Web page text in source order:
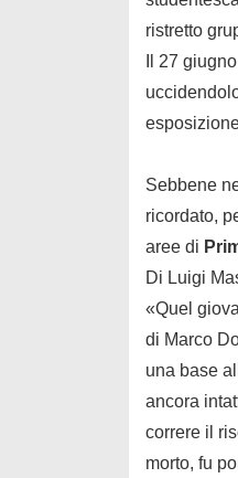
ristretto
Il 27
Sebbene
ricordato,
aree di
Di Luigi
«Quel
di Marco
una base
ancora
correre il
morto, fu